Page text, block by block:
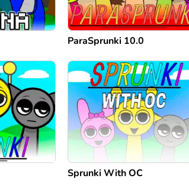
ParaSprunki 10.0
Sprunki With OC